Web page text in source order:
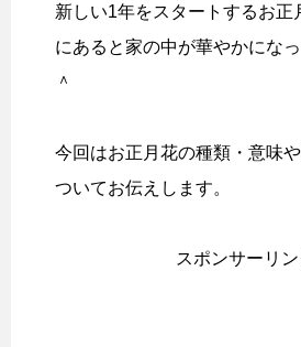
新しい1年をスタートするお正
にあると家の中が華やかにな
＾
今回はお正月花の種類・意味
ついてお伝えします。
スポンサーリン